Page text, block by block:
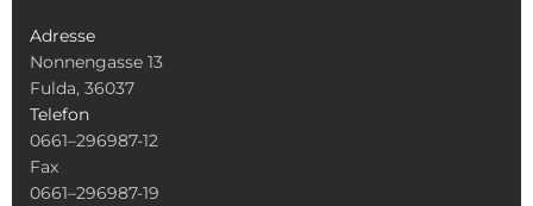
Adresse
Nonnengasse 13
Fulda, 36037
Telefon
0661–296987-12
Fax
0661–296987-19